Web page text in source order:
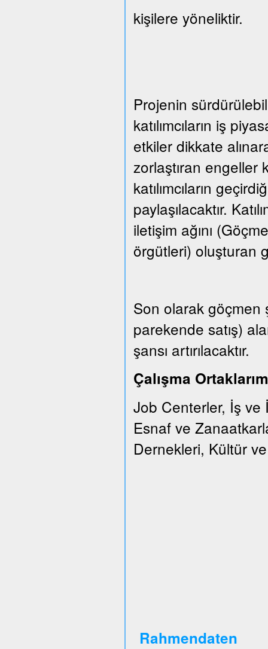
kişilere yöneliktir.
Projenin
katılımcıların iş
etkiler dikkate
zorlaştıran engeller
katılımcıların
paylaşılacaktır.
iletişim ağını
örgütleri) oluşturan
Son olarak göçmen
parekende satış)
şansı artırılacaktır.
Çalışma
Job Centerler, İş ve
Esnaf ve
Dernekleri, Kültür
Rahmendaten